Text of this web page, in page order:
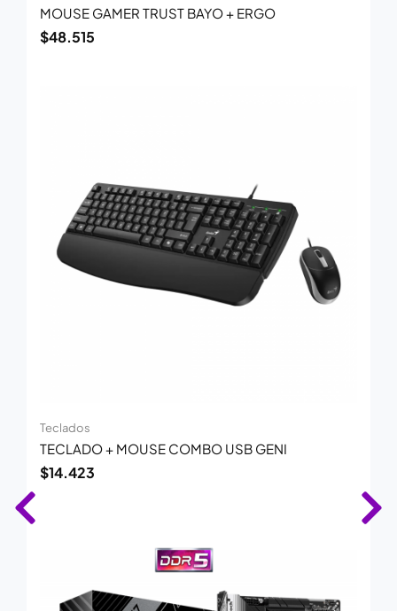
MOUSE GAMER TRUST BAYO + ERGO
$48.515
Teclados
TECLADO + MOUSE COMBO USB GENI
$14.423